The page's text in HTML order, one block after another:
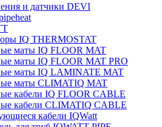
и датчики DEVI
IQ THERMOSTAT
маты IQ FLOOR MAT
маты IQ FLOOR MAT PRO
маты IQ LAMINATE MAT
маты CLIMATIQ MAT
кабели IQ FLOOR CABLE
кабели CLIMATIQ CABLE
кабели IQWatt